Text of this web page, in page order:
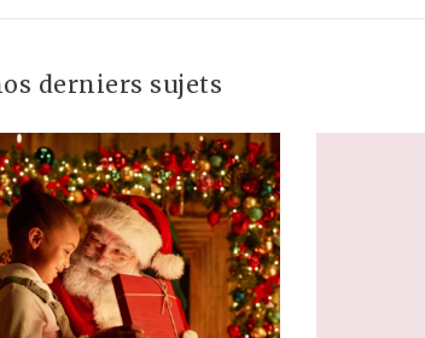
derniers sujets